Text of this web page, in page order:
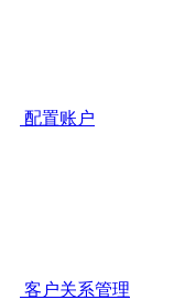
配置账户
客户关系管理